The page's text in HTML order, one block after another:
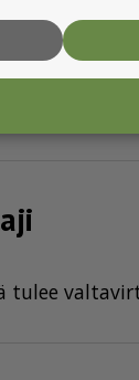
tu­lee